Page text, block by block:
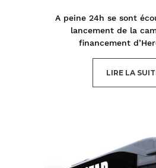
A peine 24h se sont
lancement de la
financement
LIRE LA